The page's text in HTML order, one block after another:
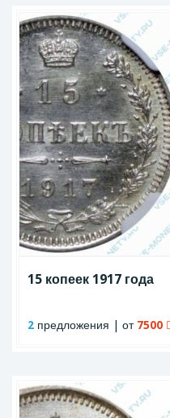
15 копеек 1917 года
2 предложения | от 7500